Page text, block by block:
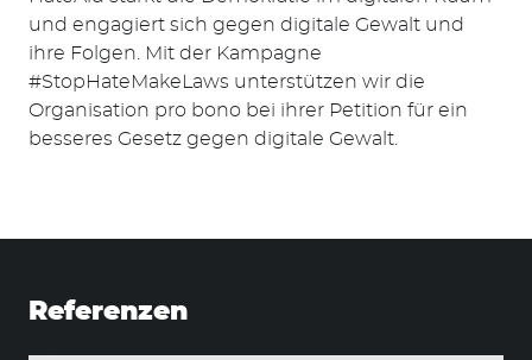
Suchen
und engagiert sich gegen digitale Gewalt und
ihre Folgen. Mit der Kampagne
#StopHateMakeLaws unterstützen wir die
Organisation pro bono bei ihrer Petition für ein
besseres Gesetz gegen digitale Gewalt.
Referenzen